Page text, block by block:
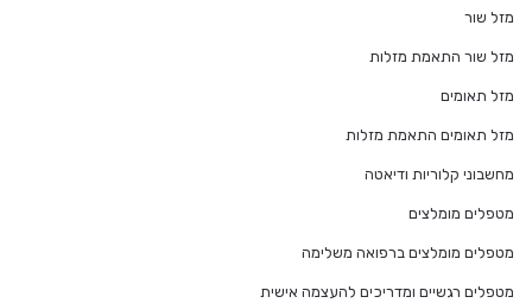
מזל שור
מזל שור התאמת מזלות
מזל תאומים
מזל תאומים התאמת מזלות
מחשבוני קלוריות ודיאטה
מטפלים מומלצים
מטפלים מומלצים ברפואה משלימה
מטפלים רגשיים ומדריכים להעצמה אישית